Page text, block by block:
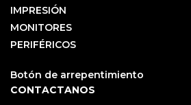
IMPRESIÓN
MONITORES
PERIFÉRICOS
Botón de arrepentimiento
CONTACTANOS